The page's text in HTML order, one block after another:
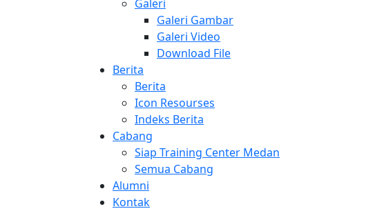
Galeri
Galeri Gambar
Galeri Video
Download File
Berita
Berita
Icon Resourses
Indeks Berita
Cabang
Siap Training Center Medan
Semua Cabang
Alumni
Kontak